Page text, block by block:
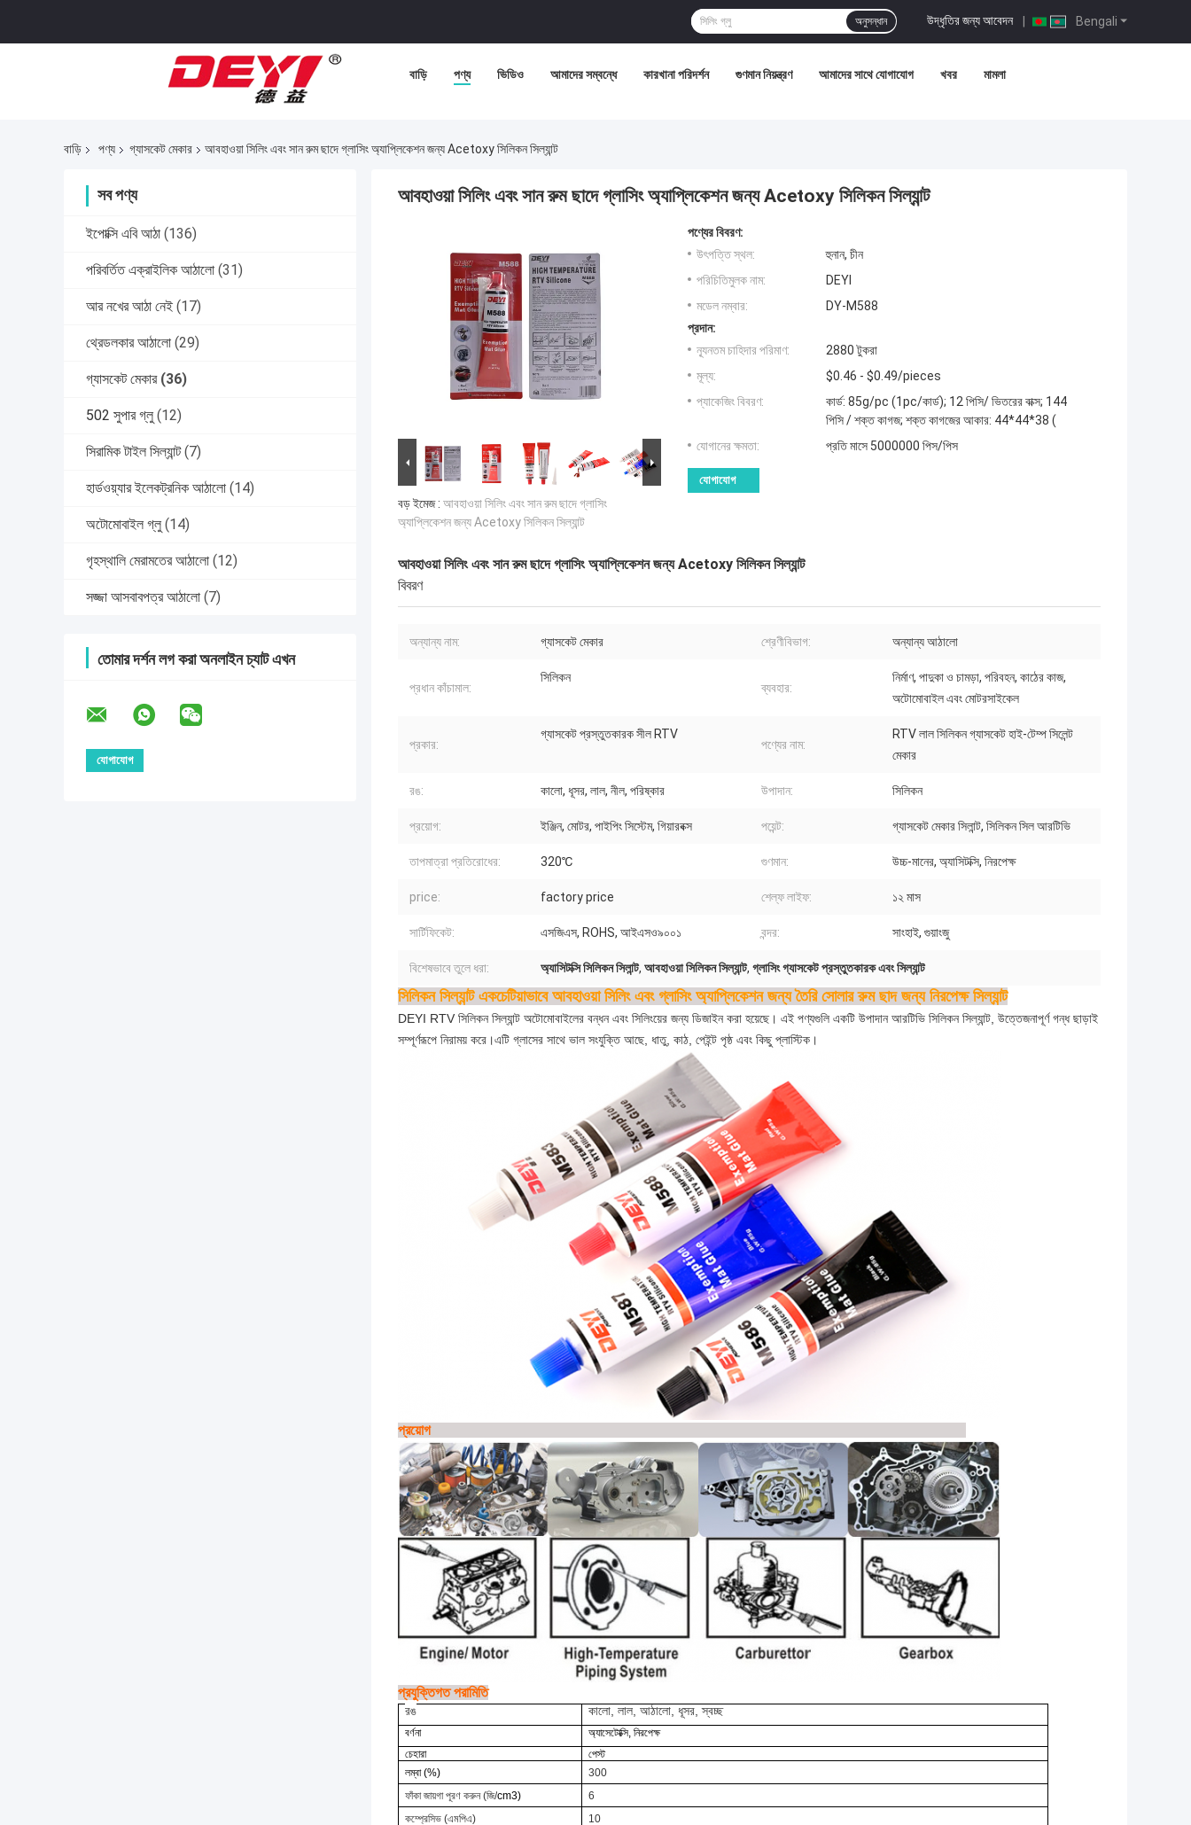
Bengali
উদ্ধৃতির জন্য আবেদন |
অনুসন্ধান
বাড়ি পণ্য ভিডিও আমাদের সম্বন্ধে কারখানা পরিদর্শন গুণমান নিয়ন্ত্রণ আমাদের সাথে যোগাযোগ খবর মামলা
বাড়ি পণ্য গ্যাসকেট মেকার আবহাওয়া সিলিং এবং সান রুম ছাদে গ্লাসিং অ্যাপ্লিকেশন জন্য Acetoxy সিলিকন সিল্যান্ট
সব পণ্য
ইপোক্সি এবি আঠা (136)
পরিবর্তিত এক্রাইলিক আঠালো (31)
আর নখের আঠা নেই (17)
থ্রেডলকার আঠালো (29)
গ্যাসকেট মেকার (36)
502 সুপার গ্লু (12)
সিরামিক টাইল সিল্যান্ট (7)
হার্ডওয়্যার ইলেকট্রনিক আঠালো (14)
অটোমোবাইল গ্লু (14)
গৃহস্থালি মেরামতের আঠালো (12)
সজ্জা আসবাবপত্র আঠালো (7)
তোমার দর্শন লগ করা অনলাইন চ্যাট এখন
আবহাওয়া সিলিং এবং সান রুম ছাদে গ্লাসিং অ্যাপ্লিকেশন জন্য Acetoxy সিলিকন সিল্যান্ট
বড় ইমেজ : আবহাওয়া সিলিং এবং সান রুম ছাদে গ্লাসিং
অ্যাপ্লিকেশন জন্য Acetoxy সিলিকন সিল্যান্ট
পণ্যের বিবরণ:
উৎপত্তি স্থল:
হুনান, চীন
পরিচিতিমুলক নাম:
DEYI
মডেল নম্বার:
DY-M588
প্রদান:
ন্যূনতম চাহিদার পরিমাণ:
2880 টুকরা
মূল্য:
$0.46 - $0.49/pieces
প্যাকেজিং বিবরণ:
কার্ড: 85g/pc (1pc/কার্ড); 12 পিসি/ ভিতরের বাক্স; 144
পিসি / শক্ত কাগজ; শক্ত কাগজের আকার: 44*44*38 (
যোগানের ক্ষমতা:
প্রতি মাসে 5000000 পিস/পিস
যোগাযোগ
আবহাওয়া সিলিং এবং সান রুম ছাদে গ্লাসিং অ্যাপ্লিকেশন জন্য Acetoxy সিলিকন সিল্যান্ট
বিবরণ
অন্যান্য নাম: গ্যাসকেট মেকার শ্রেণীবিভাগ: অন্যান্য আঠালো
প্রধান কাঁচামাল:
সিলিকন
ব্যবহার:
নির্মাণ, পাদুকা ও চামড়া, পরিবহন, কাঠের কাজ,
অটোমোবাইল এবং মোটরসাইকেল
প্রকার:
গ্যাসকেট প্রস্তুতকারক সীল RTV
পণ্যের নাম:
RTV লাল সিলিকন গ্যাসকেট হাই-টেম্প সিলেন্ট
মেকার
রঙ: কালো, ধূসর, লাল, নীল, পরিষ্কার উপাদান: সিলিকন
প্রয়োগ: ইঞ্জিন, মোটর, পাইপিং সিস্টেম, গিয়ারবক্স পয়েন্ট: গ্যাসকেট মেকার সিলান্ট, সিলিকন সিল আরটিভি
তাপমাত্রা প্রতিরোধের: 320℃ গুণমান: উচ্চ-মানের, অ্যাসিটক্সি, নিরপেক্ষ
price: factory price শেল্ফ লাইফ: ১২ মাস
সার্টিফিকেট: এসজিএস, ROHS, আইএসও৯০০১ বন্দর: সাংহাই, গুয়াংজু
বিশেষভাবে তুলে ধরা: অ্যাসিটক্সি সিলিকন সিলান্ট, আবহাওয়া সিলিকন সিল্যান্ট, গ্লাসিং গ্যাসকেট প্রস্তুতকারক এবং সিল্যান্ট
সিলিকন সিল্যান্ট একচেটিয়াভাবে আবহাওয়া সিলিং এবং গ্লাসিং অ্যাপ্লিকেশন জন্য তৈরি সোলার রুম ছাদ জন্য নিরপেক্ষ সিল্যান্ট
DEYI RTV সিলিকন সিল্যান্ট অটোমোবাইলের বন্ধন এবং সিলিংয়ের জন্য ডিজাইন করা হয়েছে। এই পণ্যগুলি একটি উপাদান আরটিভি সিলিকন সিল্যান্ট, উত্তেজনাপূর্ণ গন্ধ ছাড়াই
সম্পূর্ণরূপে নিরাময় করে।এটি গ্লাসের সাথে ভাল সংযুক্তি আছে, ধাতু, কাঠ, পেইন্ট পৃষ্ঠ এবং কিছু প্লাস্টিক।
প্রয়োগ
প্রযুক্তিগত পরামিতি
রঙ কালো, লাল, আঠালো, ধূসর, স্বচ্ছ
বর্ণনা
অ্যাসেটোক্সি, নিরপেক্ষ
চেহারা
পেস্ট
লম্বা (%)
300
ফাঁকা জায়গা পূরণ করুন (জি/cm3)
6
কম্প্রেসিভ (এমপিএ)
10